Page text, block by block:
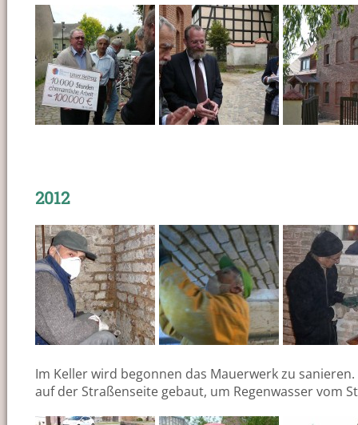
2012
Im Keller wird begonnen das Mauerwerk zu
auf der Straßenseite gebaut, um Regenwasser vom